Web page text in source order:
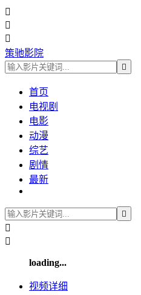



策驰影院

首页
电视剧
电影
动漫
综艺
剧情
最新



loading...
视频详细